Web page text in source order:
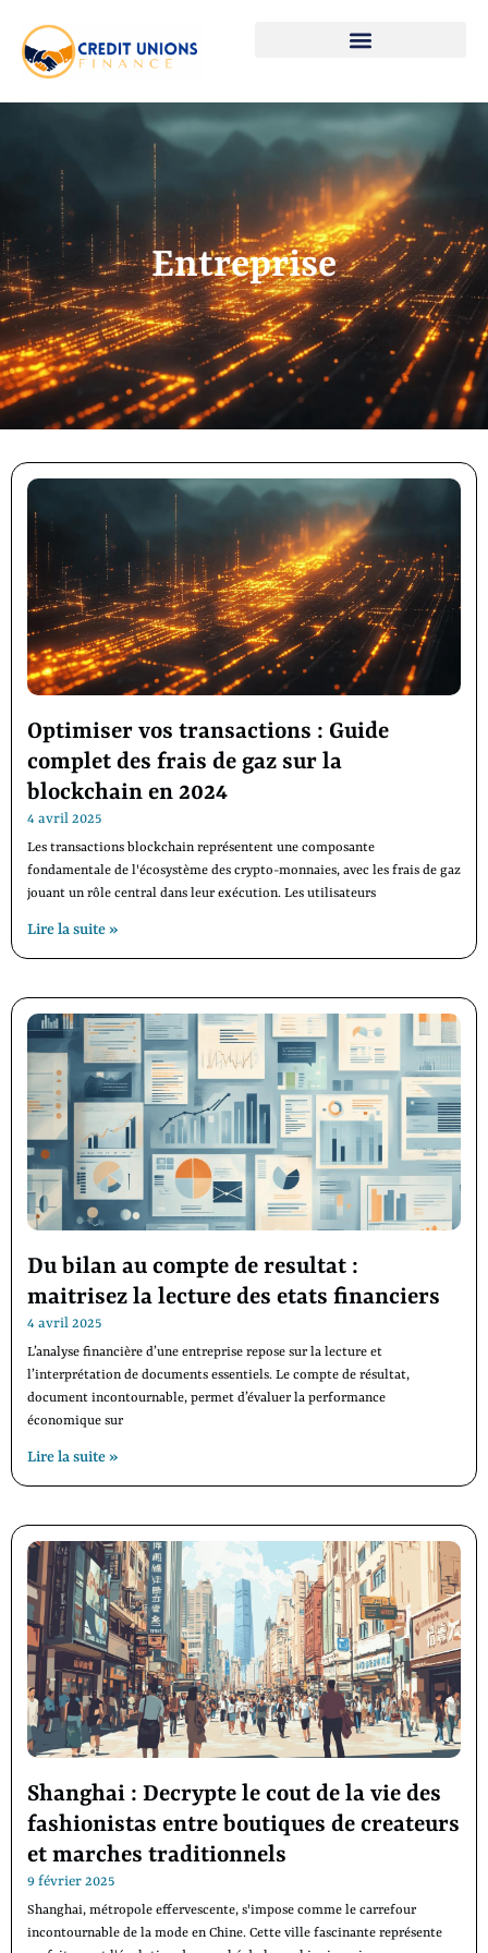
Entreprise
Optimiser vos transactions : Guide
complet des frais de gaz sur la
blockchain en 2024
4 avril 2025
Les transactions blockchain représentent une composante
fondamentale de l'écosystème des crypto-monnaies, avec les frais de gaz
jouant un rôle central dans leur exécution. Les utilisateurs
Lire la suite »
Du bilan au compte de resultat :
maitrisez la lecture des etats financiers
4 avril 2025
L’analyse financière d’une entreprise repose sur la lecture et
l’interprétation de documents essentiels. Le compte de résultat,
document incontournable, permet d’évaluer la performance
économique sur
Lire la suite »
Shanghai : Decrypte le cout de la vie des
fashionistas entre boutiques de createurs
et marches traditionnels
9 février 2025
Shanghai, métropole effervescente, s'impose comme le carrefour
incontournable de la mode en Chine. Cette ville fascinante représente